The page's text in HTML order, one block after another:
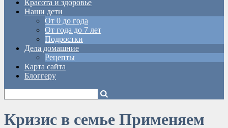
Красота и здоровье
Наши дети
От 0 до года
От года до 7 лет
Подростки
Дела домашние
Рецепты
Карта сайта
Блоггеру
Кризис в семье Применяем